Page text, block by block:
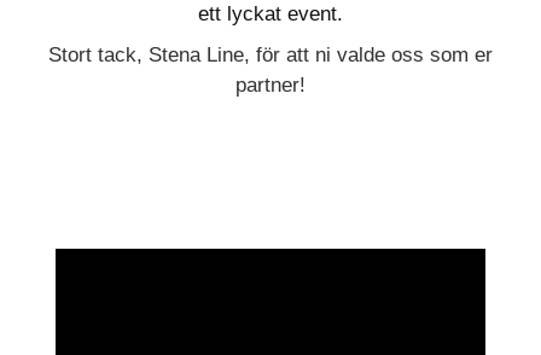
ett lyckat event.
Stort tack, Stena Line, för att ni valde oss som er
partner!